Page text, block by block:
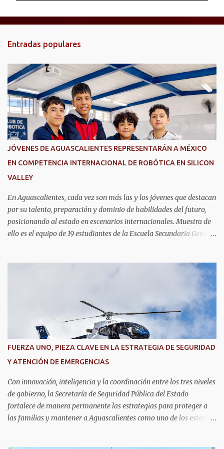
n
t
i
o
s
Entradas populares
JÓVENES DE AGUASCALIENTES REPRESENTARÁN A MÉXICO
EN COMPETENCIA INTERNACIONAL DE ROBÓTICA EN SILICON
VALLEY
En Aguascalientes, cada vez son más las y los jóvenes que destacan
por su talento, preparación y dominio de habilidades del futuro,
posicionando al estado en escenarios internacionales. Muestra de
ello es el equipo de 19 estudiantes de la Escuela Secundaria General
competirán con jóvenes de todo el mundo. Su pase lo obtuvieron en
RoboRAVE México 2025, en Puerto Vallarta, tras destacar por su
precisión, creatividad y habilidades en programación, diseño de
prototipos y trabajo en equipo. Divididos en cinco equipos,
participarán en la categoría Fast Bot, en la que robots diseñados
por ellos mismos deberán recorrer una pista siguiendo una línea
con la mayor velocidad y exactitud. Este logro refleja cómo en
Aguascalientes se impulsa el desarrollo de nuevas competencias,
formando generaciones capaces de innovar y competir al más alto
nivel global.
FUERZA UNO, PIEZA CLAVE EN LA ESTRATEGIA DE SEGURIDAD
Y ATENCIÓN DE EMERGENCIAS
Con innovación, inteligencia y la coordinación entre los tres niveles
de gobierno, la Secretaría de Seguridad Pública del Estado
fortalece de manera permanente las estrategias para proteger a
las familias y mantener a Aguascalientes como uno de los estados